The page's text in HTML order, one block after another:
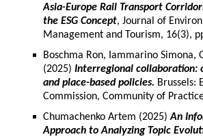
Asia-Europe Rail Transport
the ESG Concept, Journal of
Management and Tourism, 16(3),
Boschma Ron, Iammarino Simona,
(2025) Interregional collaboration:
and place-based policies. Brussels:
Commission, Community of
Chumachenko Artem (2025)An
Approach to Analyzing Topic